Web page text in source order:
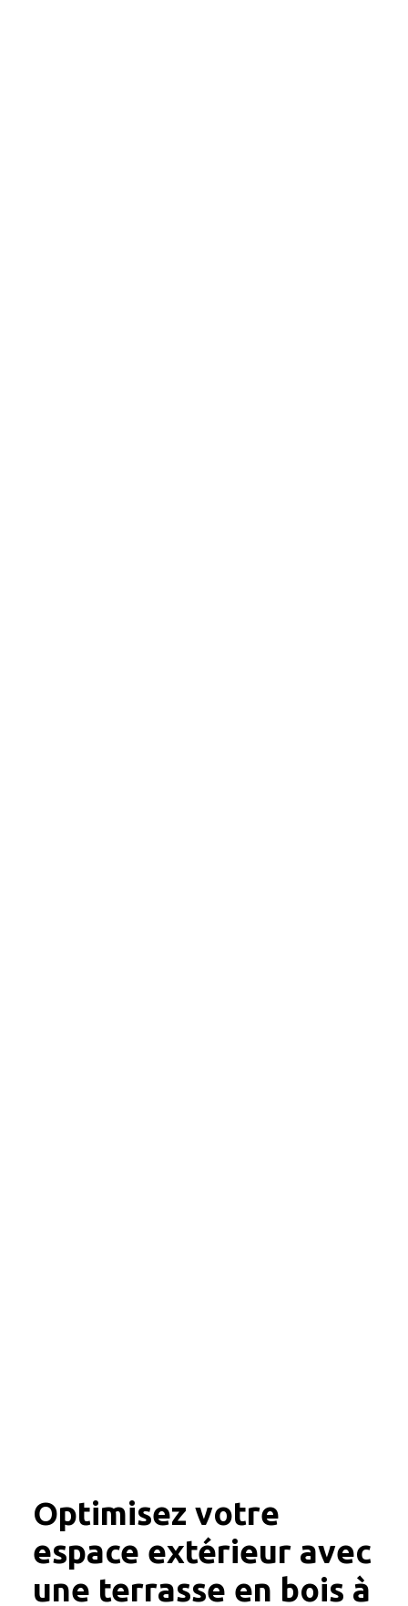
Optimisez votre
espace extérieur avec
une terrasse en bois à